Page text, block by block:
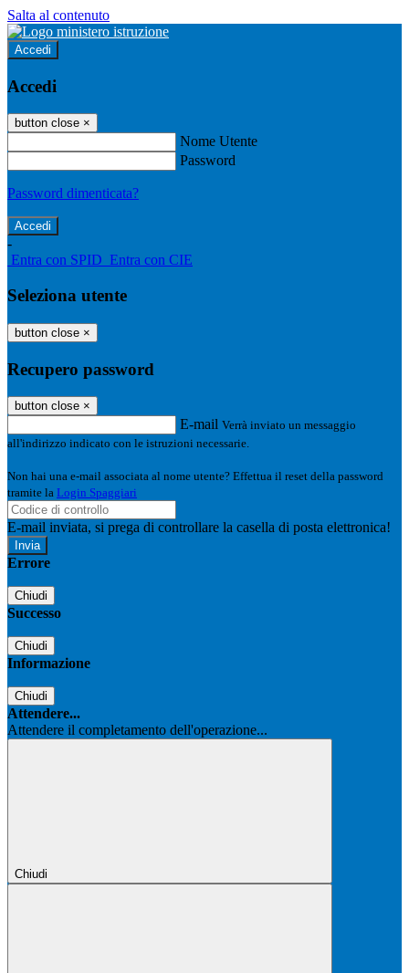
Salta al contenuto
Accedi
Accedi
button close ×
Nome Utente
Password
Password dimenticata?
-
Entra con SPID Entra con CIE
Seleziona utente
button close ×
Recupero password
button close ×
E-mail Verrà inviato un messaggio
all'indirizzo indicato con le istruzioni necessarie.
Non hai una e-mail associata al nome utente? Effettua il reset della password
tramite la Login Spaggiari
E-mail inviata, si prega di controllare la casella di posta elettronica!
Errore
Chiudi
Successo
Chiudi
Informazione
Chiudi
Attendere...
Attendere il completamento dell'operazione...
Chiudi